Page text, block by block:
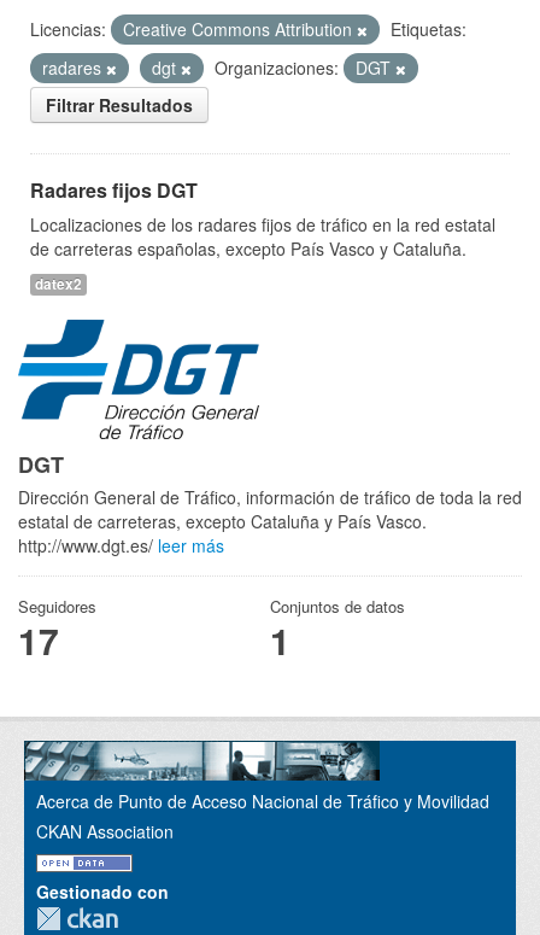
Licencias: Creative Commons Attribution
Etiquetas:
radares
dgt Organizaciones:
DGT
Filtrar Resultados
Radares fijos DGT
Localizaciones de los radares fijos de tráfico en la red estatal
de carreteras españolas, excepto País Vasco y Cataluña.
datex2
DGT
Dirección General de Tráfico, información de tráfico de toda la red
estatal de carreteras, excepto Cataluña y País Vasco.
http://www.dgt.es/ leer más
Seguidores
17
Conjuntos de datos
1
Acerca de Punto de Acceso Nacional de Tráfico y Movilidad
CKAN Association
Gestionado con